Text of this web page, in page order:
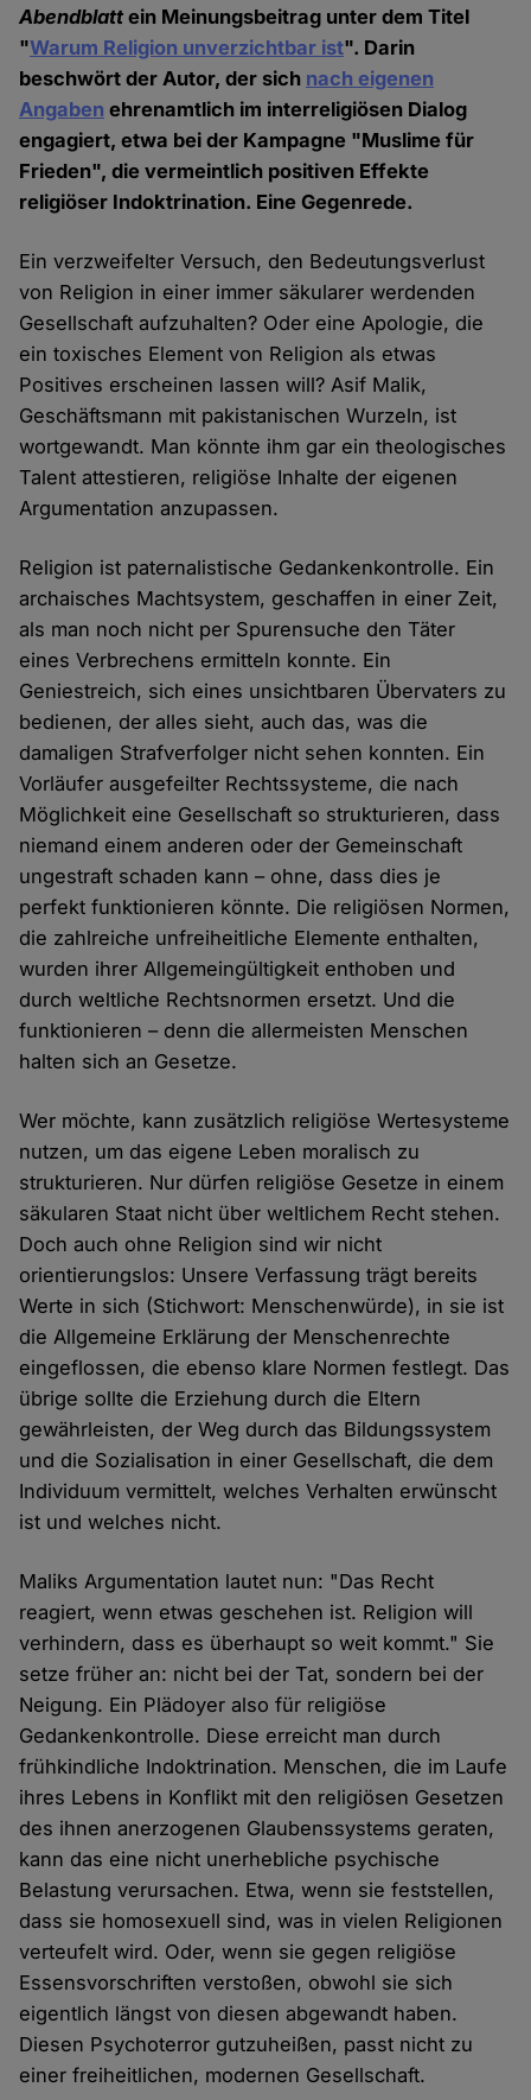
Abendblatt ein Meinungsbeitrag unter dem Titel
"Warum Religion unverzichtbar ist". Darin
beschwört der Autor, der sich nach eigenen
Angaben ehrenamtlich im interreligiösen Dialog
engagiert, etwa bei der Kampagne "Muslime für
Frieden", die vermeintlich positiven Effekte
religiöser Indoktrination. Eine Gegenrede.
Ein verzweifelter Versuch, den Bedeutungsverlust
von Religion in einer immer säkularer werdenden
Gesellschaft aufzuhalten? Oder eine Apologie, die
ein toxisches Element von Religion als etwas
Positives erscheinen lassen will? Asif Malik,
Geschäftsmann mit pakistanischen Wurzeln, ist
wortgewandt. Man könnte ihm gar ein theologisches
Talent attestieren, religiöse Inhalte der eigenen
Argumentation anzupassen.
Religion ist paternalistische Gedankenkontrolle. Ein
archaisches Machtsystem, geschaffen in einer Zeit,
als man noch nicht per Spurensuche den Täter
eines Verbrechens ermitteln konnte. Ein
Geniestreich, sich eines unsichtbaren Übervaters zu
bedienen, der alles sieht, auch das, was die
damaligen Strafverfolger nicht sehen konnten. Ein
Vorläufer ausgefeilter Rechtssysteme, die nach
Möglichkeit eine Gesellschaft so strukturieren, dass
niemand einem anderen oder der Gemeinschaft
ungestraft schaden kann – ohne, dass dies je
perfekt funktionieren könnte. Die religiösen Normen,
die zahlreiche unfreiheitliche Elemente enthalten,
wurden ihrer Allgemeingültigkeit enthoben und
durch weltliche Rechtsnormen ersetzt. Und die
funktionieren – denn die allermeisten Menschen
halten sich an Gesetze.
Wer möchte, kann zusätzlich religiöse Wertesysteme
nutzen, um das eigene Leben moralisch zu
strukturieren. Nur dürfen religiöse Gesetze in einem
säkularen Staat nicht über weltlichem Recht stehen.
Doch auch ohne Religion sind wir nicht
orientierungslos: Unsere Verfassung trägt bereits
Werte in sich (Stichwort: Menschenwürde), in sie ist
die Allgemeine Erklärung der Menschenrechte
eingeflossen, die ebenso klare Normen festlegt. Das
übrige sollte die Erziehung durch die Eltern
gewährleisten, der Weg durch das Bildungssystem
und die Sozialisation in einer Gesellschaft, die dem
Individuum vermittelt, welches Verhalten erwünscht
ist und welches nicht.
Maliks Argumentation lautet nun: "Das Recht
reagiert, wenn etwas geschehen ist. Religion will
verhindern, dass es überhaupt so weit kommt." Sie
setze früher an: nicht bei der Tat, sondern bei der
Neigung. Ein Plädoyer also für religiöse
Gedankenkontrolle. Diese erreicht man durch
frühkindliche Indoktrination. Menschen, die im Laufe
ihres Lebens in Konflikt mit den religiösen Gesetzen
des ihnen anerzogenen Glaubenssystems geraten,
kann das eine nicht unerhebliche psychische
Belastung verursachen. Etwa, wenn sie feststellen,
dass sie homosexuell sind, was in vielen Religionen
verteufelt wird. Oder, wenn sie gegen religiöse
Essensvorschriften verstoßen, obwohl sie sich
eigentlich längst von diesen abgewandt haben.
Diesen Psychoterror gutzuheißen, passt nicht zu
einer freiheitlichen, modernen Gesellschaft.